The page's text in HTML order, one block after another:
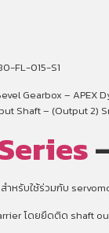
FL-015-S1
Gearbox – APEX
Shaft – (Output 2)
ำหรับใช้ร่วมกับ
โดยยึดติด shaft